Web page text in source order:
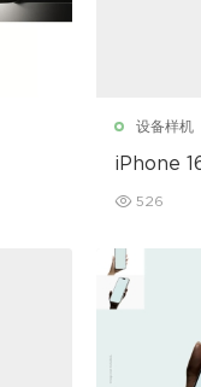
设备样机
iPhone
526